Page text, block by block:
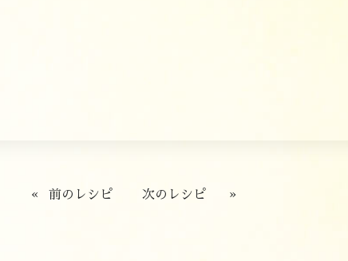
« 前のレシピ 次のレシピ »